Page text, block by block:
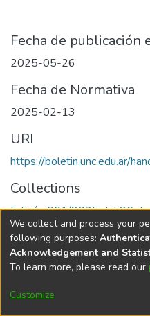
Fecha de publicación
2025-05-26
Fecha de Normativa
2025-02-13
URI
https://boletin.unc.edu.ar/
Collections
Edición 001/2025 del 26
Universidad
We collect and process your
following purposes:
Acknowledgement and
To learn more, please read our
Customize